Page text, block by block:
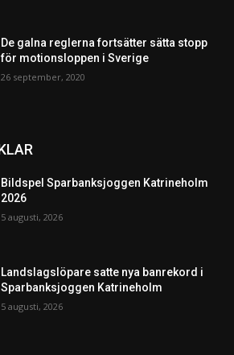
De galna reglerna fortsätter sätta stopp
för motionsloppen i Sverige
26 september, 2020
Bildspel Sparbanksjoggen Katrineholm
2026
5 augusti, 2026
Landslagslöpare satte nya banrekord i
Sparbanksjoggen Katrineholm
5 augusti, 2026